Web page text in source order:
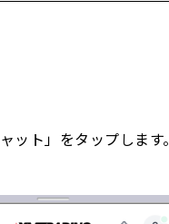
ット」をタップします。